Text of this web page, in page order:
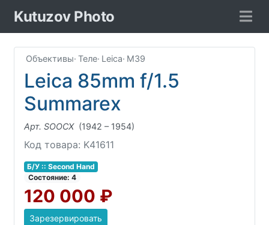
Kutuzov Photo
Объективы· Теле· Leica· M39
Leica 85mm f/1.5
Summarex
Арт. SOOCX (1942 – 1954)
Код товара: K41611
Б/У :: Second Hand
Соcтояние: 4
120 000 ₽
Зарезервировать